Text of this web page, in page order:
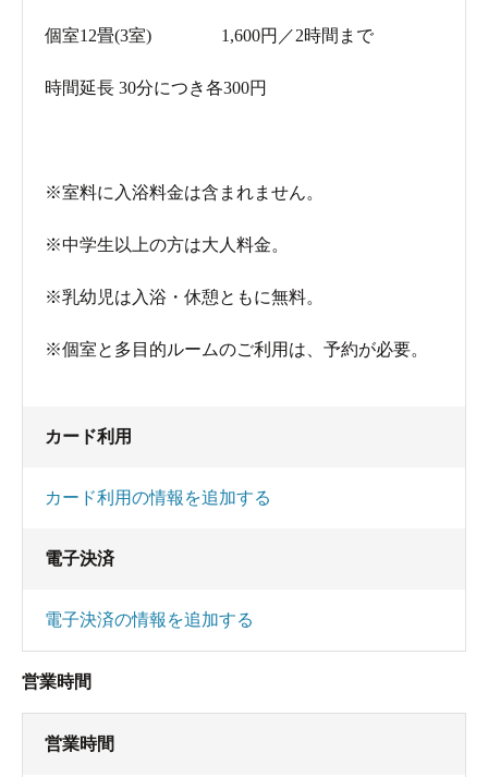
個室12畳(3室) 1,600円／2時間まで
時間延長 30分につき各300円
※室料に入浴料金は含まれません。
※中学生以上の方は大人料金。
※乳幼児は入浴・休憩ともに無料。
※個室と多目的ルームのご利用は、予約が必要。
カード利用
カード利用の情報を追加する
電子決済
電子決済の情報を追加する
営業時間
営業時間